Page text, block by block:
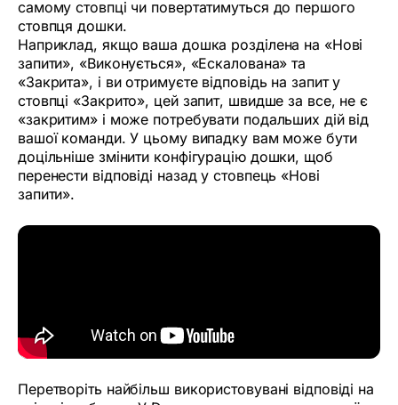
самому стовпці чи повертатимуться до першого
стовпця дошки.
Наприклад, якщо ваша дошка розділена на «Нові
запити», «Виконується», «Ескалована» та
«Закрита», і ви отримуєте відповідь на запит у
стовпці «Закрито», цей запит, швидше за все, не є
«закритим» і може потребувати подальших дій від
вашої команди. У цьому випадку вам може бути
доцільніше змінити конфігурацію дошки, щоб
перенести відповіді назад у стовпець «Нові
запити».
Перетворіть найбільш використовувані відповіді на